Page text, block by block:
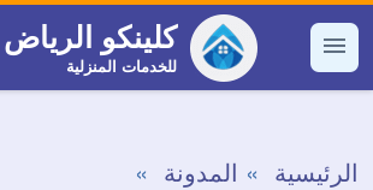
التجاوز
إلى القائمة
كلينكو الرياض
للخدمات المنزلية
الرئيسية
المدونة